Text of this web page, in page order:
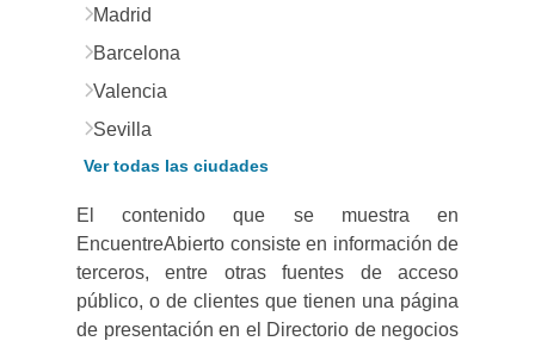
Madrid
Barcelona
Valencia
Sevilla
Ver todas las ciudades
El contenido que se muestra en
EncuentreAbierto consiste en información de
terceros, entre otras fuentes de acceso
público, o de clientes que tienen una página
de presentación en el Directorio de negocios